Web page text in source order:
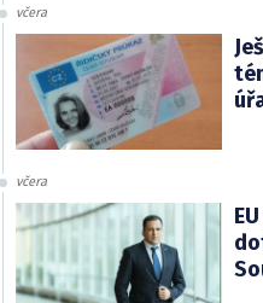
včera
včera